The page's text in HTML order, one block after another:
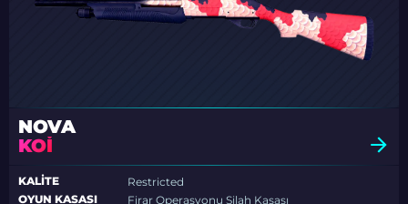
NOVA
KOI
KALITE
Restricted
OYUN KASASI
Firar Operasyonu Silah Kasası